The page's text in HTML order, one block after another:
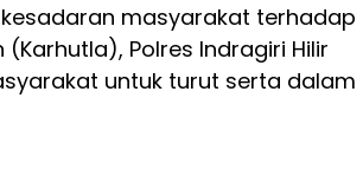
kesadaran masyarakat terhadap
Polres Indragiri Hilir
untuk turut serta dalam